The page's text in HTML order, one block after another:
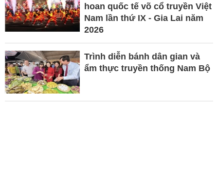
hoan quốc tế võ cổ truyền Việt
Nam lần thứ IX - Gia Lai năm
2026
Trình diễn bánh dân gian và
ẩm thực truyền thống Nam Bộ